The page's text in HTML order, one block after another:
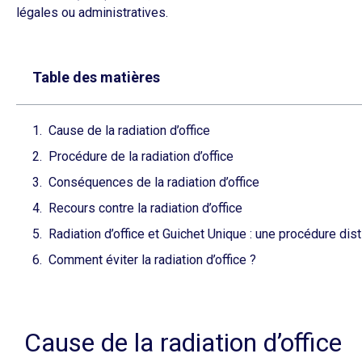
légales ou administratives.​
Table des matières
Cause de la radiation d’office
Procédure de la radiation d’office
Conséquences de la radiation d’office
Recours contre la radiation d’office
Radiation d’office et Guichet Unique : une procédure
Comment éviter la radiation d’office ?
Cause de la radiation d’office